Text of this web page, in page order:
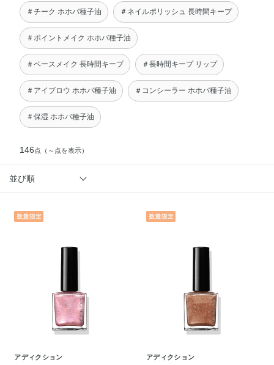
＃チーク ホホバ種子油 ＃ネイルポリッシュ 長時間キープ
＃ポイントメイク ホホバ種子油
＃ベースメイク 長時間キープ ＃長時間キープ リップ
＃アイブロウ ホホバ種子油 ＃コンシーラー ホホバ種子油
＃保湿 ホホバ種子油
146点 （～点を表示）
並び順
アディクション アディクション